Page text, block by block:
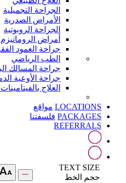
الجراحة التجميلية
الأمراض الصدرية
الجراحة الروبوتية
أمراض الروماتيزم
جراحة العمود
الطب الرياضي
جراحة المسالك
جراحة الأوعية
العلاج
LOCATIONS مواقع
PACKAGES فلسفتنا
REFERRALS
TEXT SIZE
حجم الخط